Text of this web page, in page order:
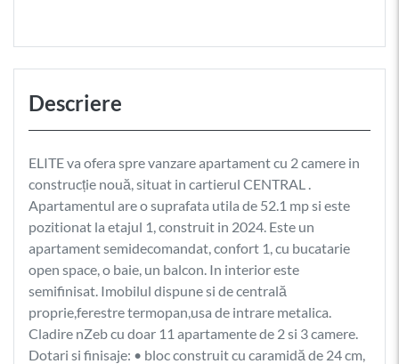
Descriere
ELITE va ofera spre vanzare apartament cu 2 camere in
construcție nouă, situat in cartierul CENTRAL .
Apartamentul are o suprafata utila de 52.1 mp si este
pozitionat la etajul 1, construit in 2024. Este un
apartament semidecomandat, confort 1, cu bucatarie
open space, o baie, un balcon. In interior este
semifinisat. Imobilul dispune si de centrală
proprie,ferestre termopan,usa de intrare metalica.
Cladire nZeb cu doar 11 apartamente de 2 si 3 camere.
Dotari si finisaje: • bloc construit cu caramidă de 24 cm,